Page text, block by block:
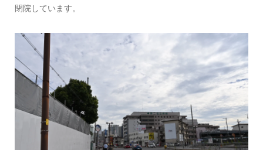
閉院しています。